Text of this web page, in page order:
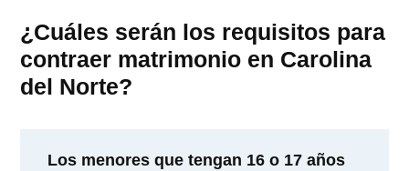
¿Cuáles serán los requisitos para
contraer matrimonio en Carolina
del Norte?
Los menores que tengan 16 o 17 años